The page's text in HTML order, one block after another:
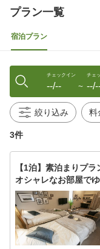
プラン一覧
宿泊プラン
チェックイン
--/-- 〜
チェ
絞り込み
3件
【1泊】素泊まりプ
オシャレなお部屋で